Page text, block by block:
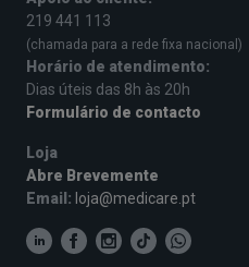
219 441 113
(chamada para a rede fixa nacional)
Horário de atendimento:
Dias úteis das 8h às 20h
Formulário de contacto
Loja
Abre Brevemente
Email: loja@medicare.pt